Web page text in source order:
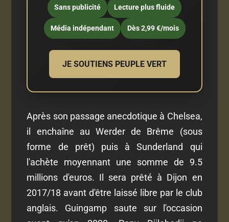
Sans publicité Lecture plus fluide
Média indépendant Dès 2,99 €/mois
JE SOUTIENS PEUPLE VERT
Après son passage anecdotique à Chelsea,
il enchaîne au Werder de Brême (sous
forme de prêt) puis à Sunderland qui
l'achète moyennant une somme de 9.5
millions d'euros. Il sera prêté à Dijon en
2017/18 avant d'être laissé libre par le club
anglais. Guingamp saute sur l'occasion